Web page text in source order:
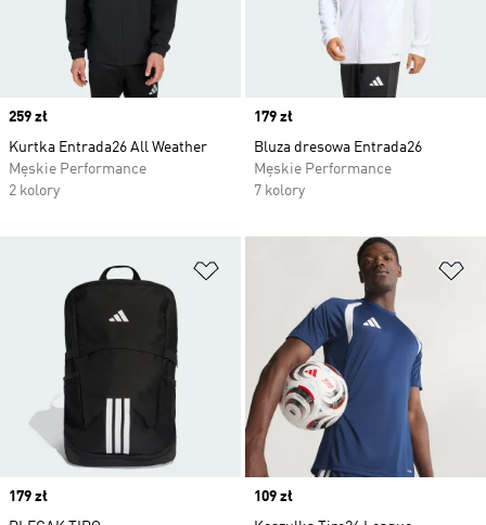
Price
259 zł
Kurtka Entrada26 All Weather
Męskie Performance
2 kolory
Price
179 zł
Bluza dresowa Entrada26
Męskie Performance
7 kolory
Dodaj do listy życzeń
Price
179 zł
Price
109 zł